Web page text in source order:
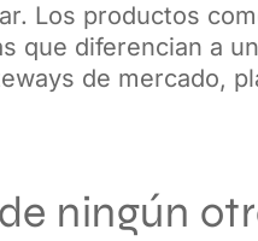
Los productos
que diferencian a
de mercado,
ningún